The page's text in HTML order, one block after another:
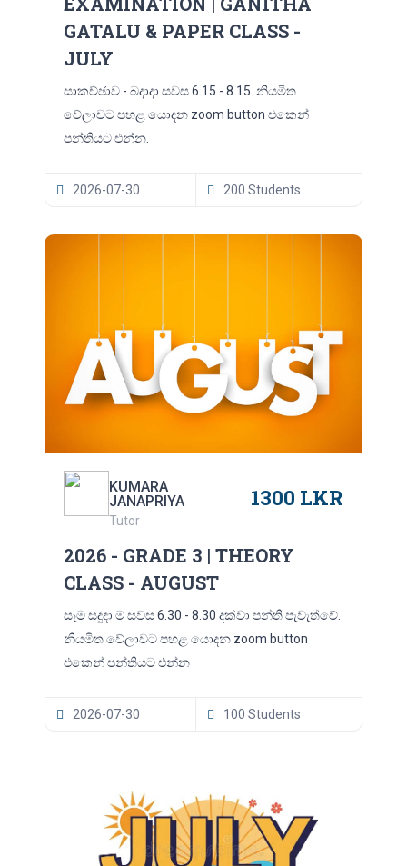
GATALU & PAPER CLASS -
JULY
සාකච්ඡාව - බදාදා සවස 6.15 - 8.15. නියමිත
වේලාවට පහළ යොදන zoom button එකෙන්
පන්තියට එන්න.
2026-07-30 200 Students
KUMARA
JANAPRIYA
Tutor
1300 LKR
2026 - GRADE 3 | THEORY
CLASS - AUGUST
සෑම සදුදා ම සවස 6.30 - 8.30 දක්වා පන්ති පැවැත්වේ.
නියමිත වේලාවට පහළ යොදන zoom button
එකෙන් පන්තියට එන්න
2026-07-30 100 Students